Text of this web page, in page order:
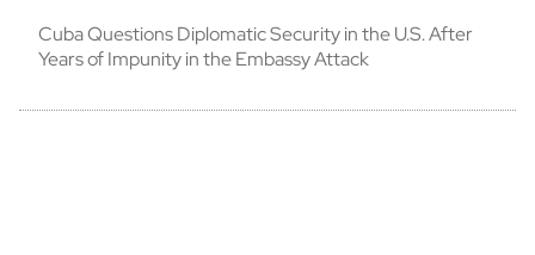
Cuba Questions Diplomatic Security in the U.S. After
Years of Impunity in the Embassy Attack